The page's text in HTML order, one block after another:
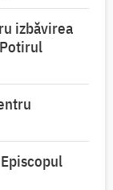
izbăvirea